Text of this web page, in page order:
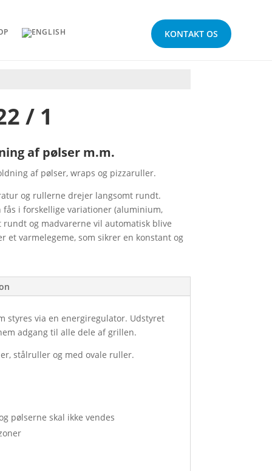
KONTAKT OS
/ 1
af pølser m.m.
af pølser, wraps og pizzaruller.
og rullerne drejer langsomt rundt.
i forskellige variationer (aluminium,
og madvarerne vil automatisk blive
varmelegeme, som sikrer en konstant og
styres via en energiregulator. Udstyret
adgang til alle dele af grillen.
stålruller og med ovale ruller.
pølserne skal ikke vendes